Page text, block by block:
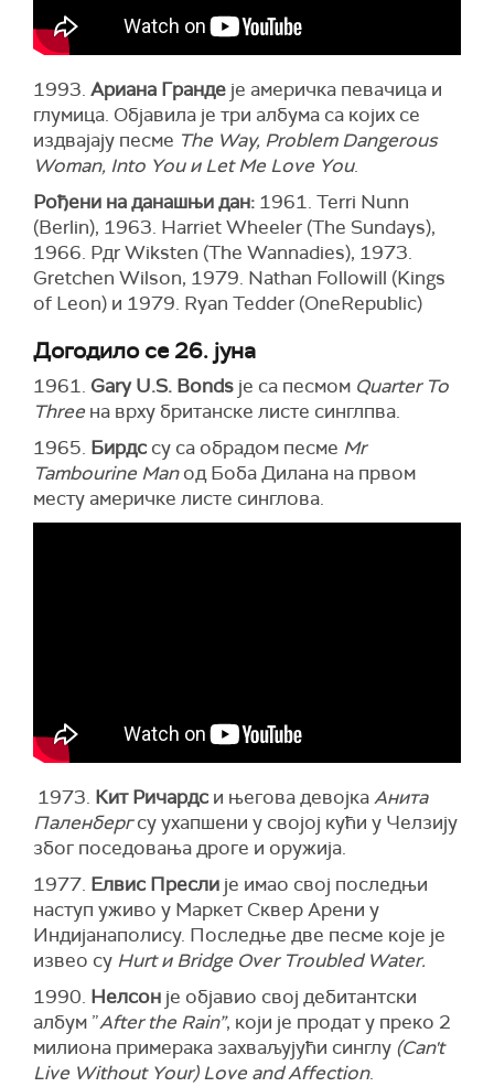
1993. Ариана Гранде је америчка певачица и
глумица. Објавила је три албума са којих се
издвајају песме The Way, Problem Dangerous
Woman, Into You и Let Me Love You.
Рођени на данашњи дан: 1961. Terri Nunn
(Berlin), 1963. Harriet Wheeler (The Sundays),
1966. Pдr Wiksten (The Wannadies), 1973.
Gretchen Wilson, 1979. Nathan Followill (Kings
of Leon) и 1979. Ryan Tedder (OneRepublic)
Догодило се 26. јуна
1961. Gary U.S. Bonds је са песмом Quarter To
Threeна врху британске листе синглпва.
1965. Бирдс су са обрадом песме Mr
Tambourine Manод Боба Дилана на првом
месту америчке листе синглова.
1973. Кит Ричардс и његова девојкаАнита
Паленбергсу ухапшени у својој кући у Челзију
због поседовања дроге и оружија.
1977. Елвис Пресли је имао свој последњи
наступ уживо у Маркет Сквер Арени у
Индијанаполису. Последње две песме које је
извео су Hurt и Bridge Over Troubled Water.
1990. Нелсон је објавио свој дебитантски
албум ”After the Rain”, који је продат у преко 2
милиона примерака захваљујући синглу (Can't
Live Without Your) Love and Affection.